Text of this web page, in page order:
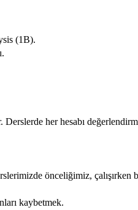
(1B).
her hesabı
önceliğimiz, çalışırken
kaybetmek.